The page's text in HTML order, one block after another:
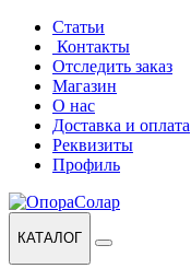
Перейти
навигации
Перейти
содержанию
Статьи
Контакты
Отследить заказ
Магазин
О нас
Доставка и оплата
Реквизиты
Профиль
КАТАЛОГ